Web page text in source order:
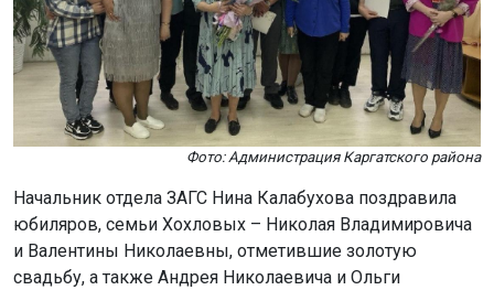
Фото: Администрация Каргатского района
Начальник отдела ЗАГС Нина Калабухова поздравила
юбиляров, семьи Хохловых – Николая Владимировича
и Валентины Николаевны, отметившие золотую
свадьбу, а также Андрея Николаевича и Ольги